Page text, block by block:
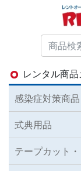
レンタル商品
感染症対策商品
式典用品
テープカット